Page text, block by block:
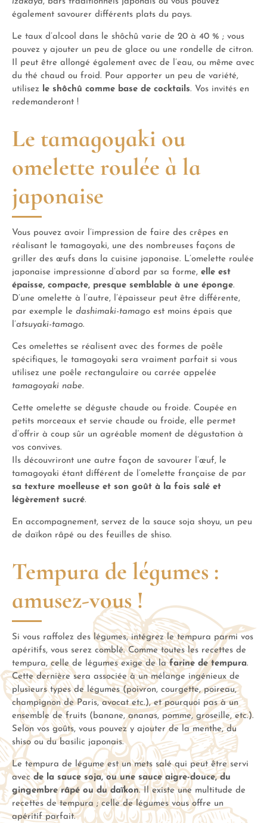
également savourer différents plats du pays.
Le taux d’alcool dans le shôchû varie de 20 à 40 % ; vous
pouvez y ajouter un peu de glace ou une rondelle de citron.
Il peut être allongé également avec de l’eau, ou même avec
du thé chaud ou froid. Pour apporter un peu de variété,
utilisez le shôchû comme base de cocktails. Vos invités en
redemanderont !
Le tamagoyaki ou
omelette roulée à la
japonaise
Vous pouvez avoir l’impression de faire des crêpes en
réalisant le tamagoyaki, une des nombreuses façons de
griller des œufs dans la cuisine japonaise. L’omelette roulée
japonaise impressionne d’abord par sa forme, elle est
épaisse, compacte, presque semblable à une éponge.
D’une omelette à l’autre, l’épaisseur peut être différente,
par exemple le dashimaki-tamago est moins épais que
l’atsuyaki-tamago.
Ces omelettes se réalisent avec des formes de poêle
spécifiques, le tamagoyaki sera vraiment parfait si vous
utilisez une poêle rectangulaire ou carrée appelée
tamagoyaki nabe.
Cette omelette se déguste chaude ou froide. Coupée en
petits morceaux et servie chaude ou froide, elle permet
d’offrir à coup sûr un agréable moment de dégustation à
vos convives.
Ils découvriront une autre façon de savourer l’œuf, le
tamagoyaki étant différent de l’omelette française de par
sa texture moelleuse et son goût à la fois salé et
légèrement sucré.
En accompagnement, servez de la sauce soja shoyu, un peu
de daïkon râpé ou des feuilles de shiso.
Tempura de légumes :
amusez-vous !
Si vous raffolez des légumes, intégrez le tempura parmi vos
apéritifs, vous serez comblé. Comme toutes les recettes de
tempura, celle de légumes exige de lafarine de tempura.
Cette dernière sera associée à un mélange ingénieux de
plusieurs types de légumes (poivron, courgette, poireau,
champignon de Paris, avocat etc.), et pourquoi pas à un
ensemble de fruits (banane, ananas, pomme, groseille, etc.).
Selon vos goûts, vous pouvez y ajouter de la menthe, du
shiso ou du basilic japonais.
Le tempura de légume est un mets salé qui peut être servi
avecde la sauce soja, ou une sauce aigre-douce, du
gingembre râpé ou du daïkon. Il existe une multitude de
recettes de tempura ; celle de légumes vous offre un
apéritif parfait.